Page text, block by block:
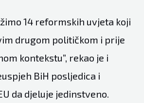
14 reformskih uvjeta koji
drugom političkom i prije
kontekstu”, rekao je i
BiH posljedica i
da djeluje jedinstveno.